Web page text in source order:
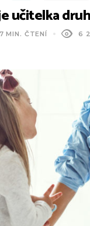
učitelka
7 MIN. ČTENÍ 6